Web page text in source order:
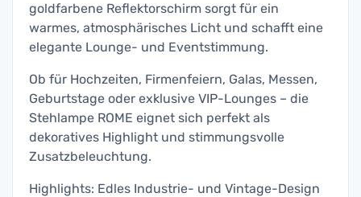
goldfarbene Reflektorschirm sorgt für ein
warmes, atmosphärisches Licht und schafft eine
elegante Lounge- und Eventstimmung.
Ob für Hochzeiten, Firmenfeiern, Galas, Messen,
Geburtstage oder exklusive VIP-Lounges – die
Stehlampe ROME eignet sich perfekt als
dekoratives Highlight und stimmungsvolle
Zusatzbeleuchtung.
Highlights: Edles Industrie- und Vintage-Design